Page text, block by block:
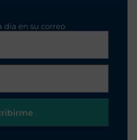
día en su correo